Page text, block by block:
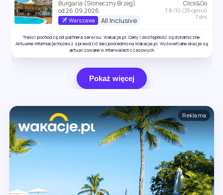
Bułgaria (Słoneczny Brzeg)
od 26.09.2026
Warszawa All Inclusive
Click&Go
7.8 /10 (25 opinii)
7 dni
Treści pochodzą od partnera serwisu: Wakacje.pl. Ceny i dostępność są dynamiczne.
Aktualne informacje możesz sprawdzić bezpośrednio na Wakacje.pl. Wyświetlane okazje są
aktualizowane w interwałach czasowych.
Pokaż więcej
Reklama